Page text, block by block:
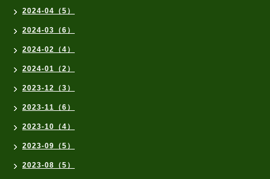
2024-04（5）
2024-03（6）
2024-02（4）
2024-01（2）
2023-12（3）
2023-11（6）
2023-10（4）
2023-09（5）
2023-08（5）